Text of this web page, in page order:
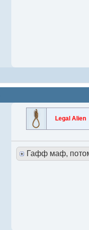
Legal Alien
Гафф маф,